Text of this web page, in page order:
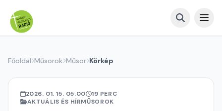
Főoldal Műsorok Műsor Körkép
2026. 01. 15. 05:00
19 PERC
AKTUÁLIS ÉS HÍRMŰSOROK